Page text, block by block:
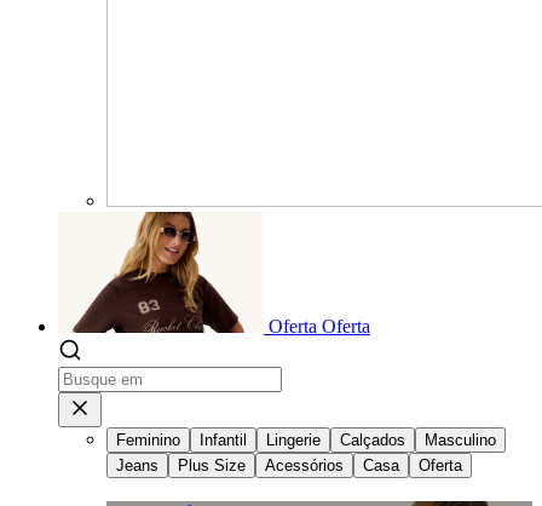
Oferta Oferta
Feminino Infantil Lingerie Calçados
Masculino
Jeans
Plus Size Acessórios Casa Oferta